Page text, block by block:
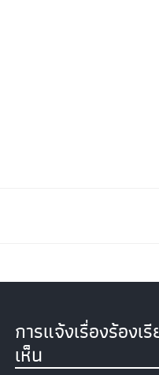
การแจ้งเรื่องร้อง
เห็น